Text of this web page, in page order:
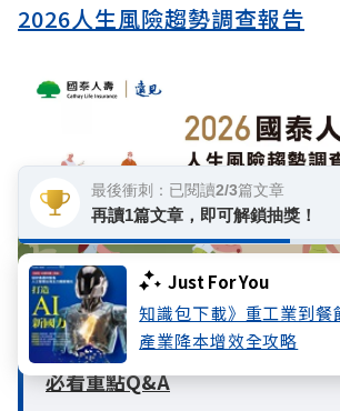
Just For You
知識包下載》重工業到餐
產業降本增效全攻略
2026人生風險趨勢調查報告
必看重點Q&A
最後衝刺：已閱讀2/3篇文章
再讀1篇文章，即可解鎖抽獎！